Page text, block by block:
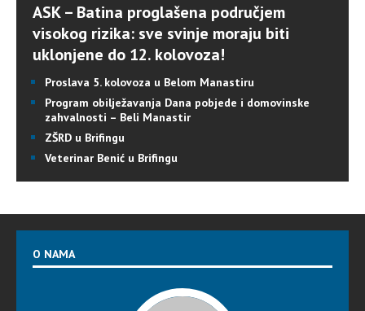
ASK – Batina proglašena područjem
visokog rizika: sve svinje moraju biti
uklonjene do 12. kolovoza!
Proslava 5. kolovoza u Belom Manastiru
Program obilježavanja Dana pobjede i domovinske
zahvalnosti – Beli Manastir
ZŠRD u Brifingu
Veterinar Benić u Brifingu
O NAMA